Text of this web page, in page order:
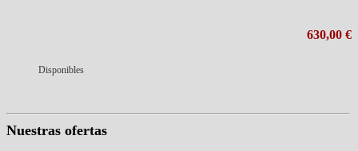
630,00 €
Disponibles
Nuestras ofertas